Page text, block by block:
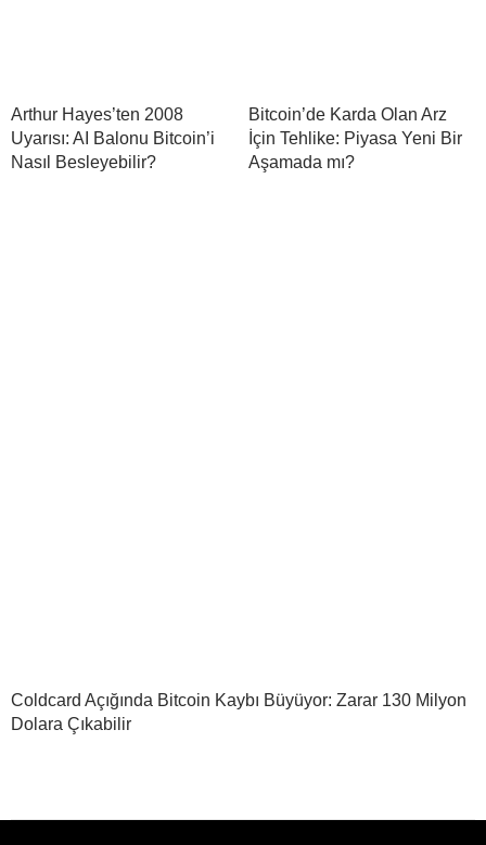
Arthur Hayes’ten 2008
Uyarısı: AI Balonu Bitcoin’i
Nasıl Besleyebilir?
Bitcoin’de Karda Olan Arz
İçin Tehlike: Piyasa Yeni Bir
Aşamada mı?
Coldcard Açığında Bitcoin Kaybı Büyüyor: Zarar 130 Milyon
Dolara Çıkabilir